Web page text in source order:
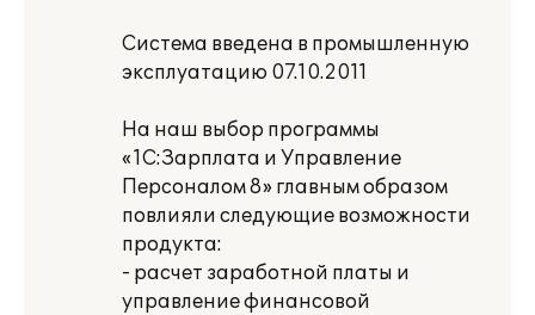
Система введена в промышленную
эксплуатацию 07.10.2011
На наш выбор программы
«1С:Зарплата и Управление
Персоналом 8» главным образом
повлияли следующие возможности
продукта:
- расчет заработной платы и
управление финансовой